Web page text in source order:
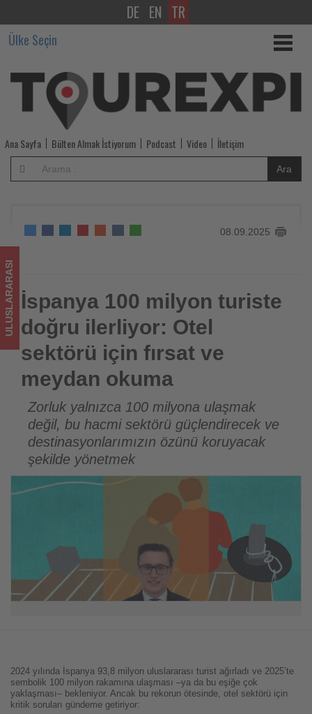
İspanya
100
milyon
turiste
doğru
ilerliyor:
Otel
sektörü
için
fırsat
ve
meydan
okuma
Tourexpi,
sizler
için
turizmde
bitenleri
takip
ediyor!
DE EN TR
Ülke Seçin
Ana Sayfa Bülten Almak İstiyorum Podcast Video İletişim
Ara
08.09.2025
İspanya 100 milyon turiste doğru ilerliyor: Otel sektörü için
fırsat ve meydan okuma
ULUSLARARASI İspanya 100 milyon turiste
doğru ilerliyor: Otel
sektörü için fırsat ve
meydan okuma
Zorluk yalnızca 100 milyona ulaşmak
değil, bu hacmi sektörü güçlendirecek ve
destinasyonlarımızın özünü koruyacak
şekilde yönetmek
2024 yılında İspanya 93,8 milyon uluslararası turist ağırladı ve 2025’te
sembolik 100 milyon rakamına ulaşması –ya da bu eşiğe çok
yaklaşması– bekleniyor. Ancak bu rekorun ötesinde, otel sektörü için
kritik soruları gündeme getiriyor: